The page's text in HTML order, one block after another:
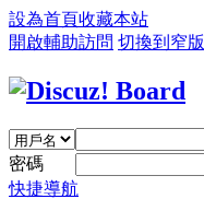
設為首頁收藏本站
開啟輔助訪問 切換到窄版
密碼
快捷導航